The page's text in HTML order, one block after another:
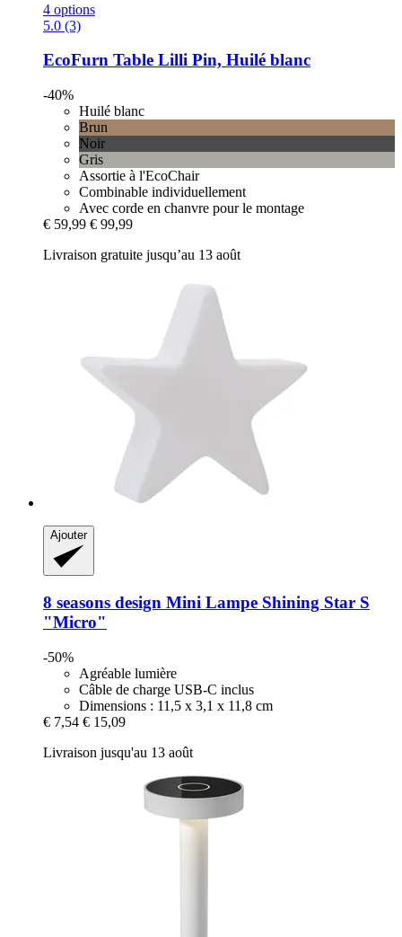
4 options
5.0 (3)
EcoFurn Table Lilli Pin, Huilé blanc
-40%
Huilé blanc
Brun
Noir
Gris
Assortie à l'EcoChair
Combinable individuellement
Avec corde en chanvre pour le montage
€ 59,99 € 99,99
Livraison gratuite jusqu’au 13 août
Ajouter
8 seasons design Mini Lampe Shining Star S
"Micro"
-50%
Agréable lumière
Câble de charge USB-C inclus
Dimensions : 11,5 x 3,1 x 11,8 cm
€ 7,54 € 15,09
Livraison jusqu'au 13 août